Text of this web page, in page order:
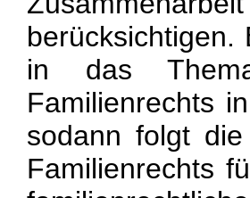
berücksichtigen.
in das
Familienrechts
sodann folgt
Familienrechts